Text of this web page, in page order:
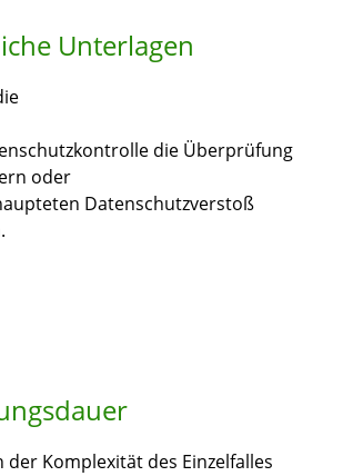
Unterlagen
die Überprüfung
oder
Datenschutzverstoß
der Komplexität des Einzelfalles